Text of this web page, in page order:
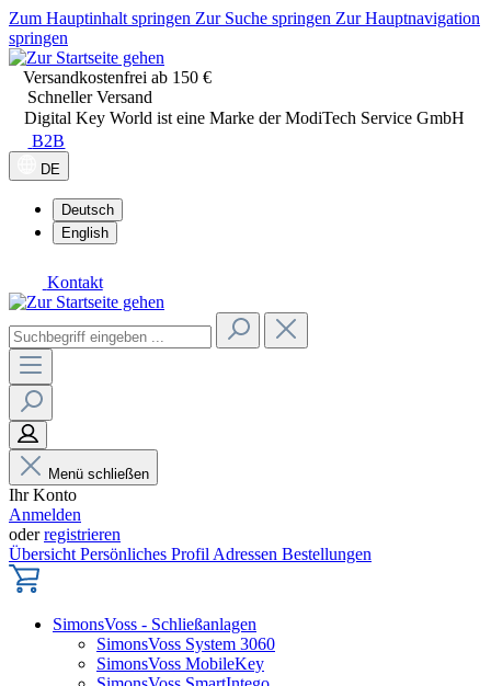
Zum Hauptinhalt springen Zur Suche springen Zur Hauptnavigation
springen
Versandkostenfrei ab 150 €
Schneller Versand
Digital Key World ist eine Marke der ModiTech Service GmbH
B2B
DE
Deutsch
English
Kontakt
Menü schließen
Ihr Konto
Anmelden
oderregistrieren
Übersicht Persönliches Profil Adressen Bestellungen
SimonsVoss - Schließanlagen
SimonsVoss System 3060
SimonsVoss MobileKey